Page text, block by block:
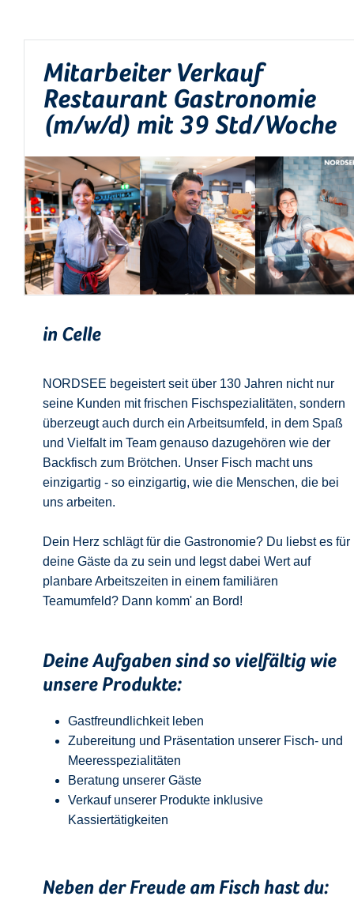
Mitarbeiter Verkauf
Restaurant Gastronomie
(m/w/d) mit 39 Std/Woche
in Celle
NORDSEE begeistert seit über 130 Jahren nicht nur
seine Kunden mit frischen Fischspezialitäten, sondern
überzeugt auch durch ein Arbeitsumfeld, in dem Spaß
und Vielfalt im Team genauso dazugehören wie der
Backfisch zum Brötchen. Unser Fisch macht uns
einzigartig - so einzigartig, wie die Menschen, die bei
uns arbeiten.
Dein Herz schlägt für die Gastronomie? Du liebst es für
deine Gäste da zu sein und legst dabei Wert auf
planbare Arbeitszeiten in einem familiären
Teamumfeld? Dann komm' an Bord!
Deine Aufgaben sind so vielfältig wie
unsere Produkte:
Gastfreundlichkeit leben
Zubereitung und Präsentation unserer Fisch- und
Meeresspezialitäten
Beratung unserer Gäste
Verkauf unserer Produkte inklusive
Kassiertätigkeiten
Neben der Freude am Fisch hast du: